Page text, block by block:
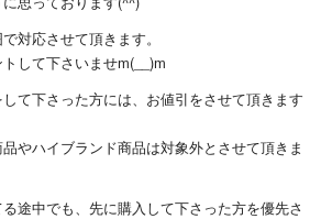
対応させて頂きます。
して下さいませm(__)m
て下さった方には、お値引をさせて頂きます
やハイブランド商品は対象外とさせて頂きま
途中でも、先に購入して下さった方を優先さ